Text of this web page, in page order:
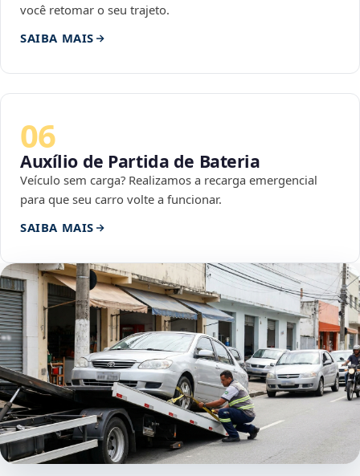
você retomar o seu trajeto.
SAIBA MAIS
06
Auxílio de Partida de Bateria
Veículo sem carga? Realizamos a recarga emergencial
para que seu carro volte a funcionar.
SAIBA MAIS